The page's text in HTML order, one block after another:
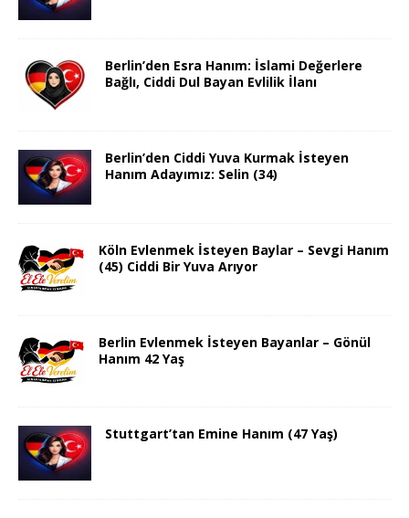
Berlin’den Esra Hanım: İslami Değerlere
Bağlı, Ciddi Dul Bayan Evlilik İlanı
Berlin’den Ciddi Yuva Kurmak İsteyen
Hanım Adayımız: Selin (34)
Köln Evlenmek İsteyen Baylar – Sevgi Hanım
(45) Ciddi Bir Yuva Arıyor
Berlin Evlenmek İsteyen Bayanlar – Gönül
Hanım 42 Yaş
Stuttgart’tan Emine Hanım (47 Yaş)